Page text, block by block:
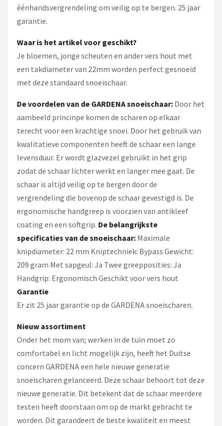
Alle merken →
éénhandsvergrendeling om veilig op te bergen. 25 jaar
garantie.
Waar is het artikel voor geschikt?
Je bloemen, jonge scheuten en ander vers hout met
een takdiameter van 22mm worden perfect gesnoeid
met deze standaard snoeischaar.
De voordelen van de GARDENA snoeischaar: Door het
aambeeld princinpe komen de scharen op elkaar
terecht voor een krachtige snoei. Door het gebruik van
kwalitatieve componenten heeft de schaar een lange
levensduur. Er wordt glazvezel gebruikt in het grip
zodat de schaar lichter werkt en langer mee gaat. De
schaar is altijd veilig op te bergen door de
vergrendeling die bovenop de schaar gevestigd is. De
ergonomische handgreep is voorzien van antikleef
coating en een softgrip. De belangrijkste
specificaties van de snoeischaar: Maximale
knipdiameter: 22 mm Kniptechniek: Bypass Gewicht:
209 gram Met sapgeul: Ja Twee greepposities: Ja
Handgrip: Ergonomisch Geschikt voor vers hout
Garantie
Er zit 25 jaar garantie op de GARDENA snoeischaren.
Nieuw assortiment
Onder het mom van; werken in de tuin moet zo
comfortabel en licht mogelijk zijn, heeft het Duitse
concern GARDENA een hele nieuwe generatie
snoeischaren gelanceerd. Deze schaar behoort tot deze
nieuwe generatie. Dit betekent dat de schaar meerdere
testen heeft doorstaan om op de markt gebracht te
worden. Dit garandeert de beste kwaliteit en meest